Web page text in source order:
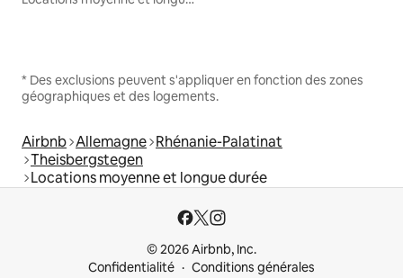
* Des exclusions peuvent s'appliquer en fonction des zones
géographiques et des logements.
Airbnb Allemagne Rhénanie-Palatinat
Theisbergstegen
Locations moyenne et longue durée
© 2026 Airbnb, Inc.
Confidentialité
Conditions générales